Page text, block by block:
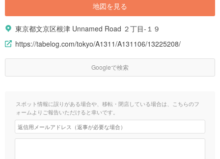
地図を見る
東京都文京区根津 Unnamed Road ２丁目-１９
https://tabelog.com/tokyo/A1311/A131106/13225208/
Googleで検索
スポット情報に誤りがある場合や、移転・閉店している場合は、こちらのフ
ォームよりご報告いただけると幸いです。